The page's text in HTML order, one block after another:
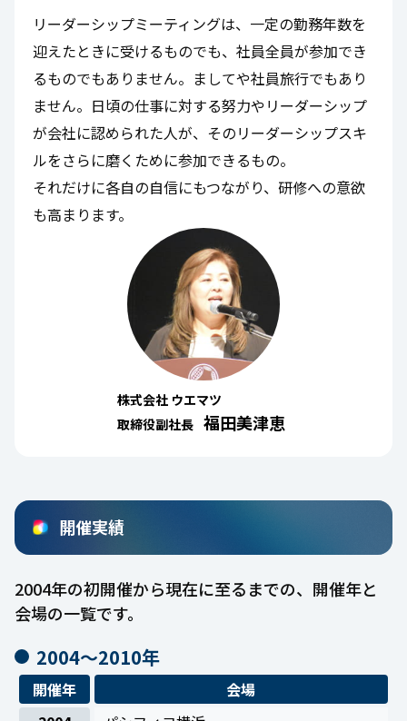
リーダーシップミーティングは、一定の勤務年数を
迎えたときに受けるものでも、社員全員が参加でき
るものでもありません。ましてや社員旅行でもあり
ません。日頃の仕事に対する努力やリーダーシップ
が会社に認められた人が、そのリーダーシップスキ
ルをさらに磨くために参加できるもの。
それだけに各自の自信にもつながり、研修への意欲
も高まります。
株式会社 ウエマツ
取締役副社長 福田美津恵
開催実績
2004年の初開催から現在に至るまでの、開催年と
会場の一覧です。
2004〜2010年
開催年
会場